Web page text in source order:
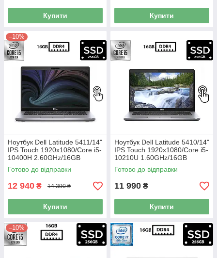
Купити Купити
–10%
Ноутбук Dell Latitude 5411/14"
IPS Touch 1920x1080/Core i5-
10400H 2.60GHz/16GB
DDR4/SSD 256GB/UHD
Graphics/Камера Б/В
Готово до відправки
12 940 ₴ 14 300 ₴
Купити
Ноутбук Dell Latitude 5410/14"
IPS Touch 1920x1080/Core i5-
10210U 1.60GHz/16GB
DDR4/SSD 256GB/Intel UHD
Graphics/Камера Б/В
Готово до відправки
11 990 ₴
Купити
–10%